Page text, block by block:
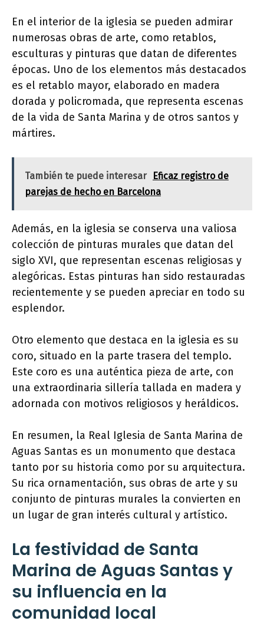
En el interior de la iglesia se pueden admirar
numerosas obras de arte, como retablos,
esculturas y pinturas que datan de diferentes
épocas. Uno de los elementos más destacados
es el retablo mayor, elaborado en madera
dorada y policromada, que representa escenas
de la vida de Santa Marina y de otros santos y
mártires.
También te puede interesar
Eficaz registro de
parejas de hecho en Barcelona
Además, en la iglesia se conserva una valiosa
colección de pinturas murales que datan del
siglo XVI, que representan escenas religiosas y
alegóricas. Estas pinturas han sido restauradas
recientemente y se pueden apreciar en todo su
esplendor.
Otro elemento que destaca en la iglesia es su
coro, situado en la parte trasera del templo.
Este coro es una auténtica pieza de arte, con
una extraordinaria sillería tallada en madera y
adornada con motivos religiosos y heráldicos.
En resumen, la Real Iglesia de Santa Marina de
Aguas Santas es un monumento que destaca
tanto por su historia como por su arquitectura.
Su rica ornamentación, sus obras de arte y su
conjunto de pinturas murales la convierten en
un lugar de gran interés cultural y artístico.
La festividad de Santa
Marina de Aguas Santas y
su influencia en la
comunidad local